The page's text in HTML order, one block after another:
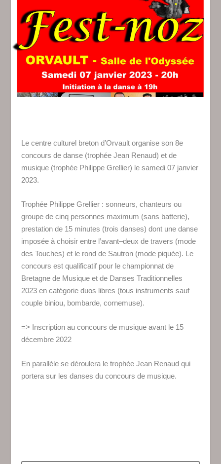
Le centre culturel breton d’Orvault organise son 8e
concours de danse (trophée Jean Renaud) et de
musique (trophée Philippe Grellier) le samedi 07 janvier
2023.
Trophée Philippe Grellier : sonneurs, chanteurs ou
groupe de cinq personnes maximum (sans batterie),
prestation de 15 minutes (trois danses) dont une danse
imposée à choisir entre l’avant–deux de travers (mode
des Touches) et le rond de Sautron (mode piquée). Le
concours est qualificatif pour le championnat de
Bretagne de Musique et de Danses Traditionnelles
2023 en catégorie duos libres (tous instruments sauf
couple biniou, bombarde, cornemuse).
=> Inscription au concours de musique avant le 15
décembre 2022
En parallèle se déroulera le trophée Jean Renaud qui
portera sur les danses du concours de musique.